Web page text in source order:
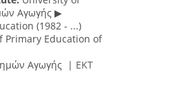
Αγωγής ▶
(1982 - ...)
Primary Education of
Αγωγής | ΕΚΤ